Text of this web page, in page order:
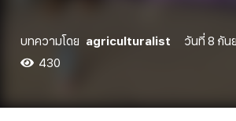
บทความโดย agriculturalist วันที่ 8 กัน
430